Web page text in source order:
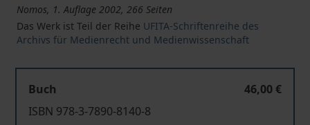
Nomos, 1. Auflage 2002, 266 Seiten
Das Werk ist Teil der Reihe UFITA-Schriftenreihe des
Archivs für Medienrecht und Medienwissenschaft
Buch
46,00 €
ISBN 978-3-7890-8140-8